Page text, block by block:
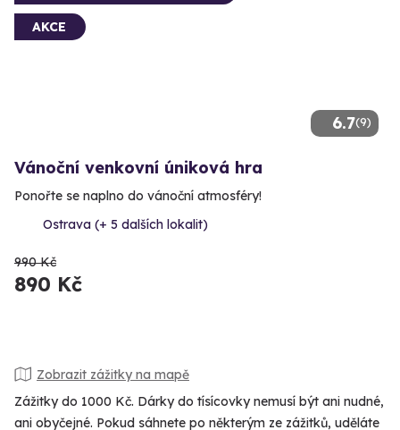
6.7(9)
AKCE
Vánoční venkovní úniková hra
Ponořte se naplno do vánoční atmosféry!
Ostrava (+ 5 dalších lokalit)
990 Kč
890 Kč
Zobrazit zážitky na mapě
Zážitky do 1000 Kč. Dárky do tísícovky nemusí být ani nudné,
ani obyčejné. Pokud sáhnete po některým ze zážitků, uděláte